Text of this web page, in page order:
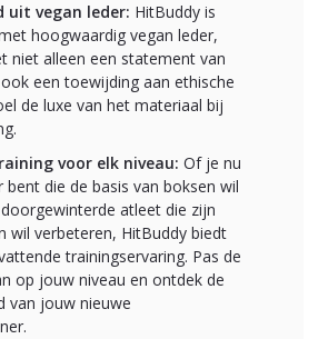
uit vegan leder: HitBuddy is
hoogwaardig vegan leder,
niet alleen een statement van
een toewijding aan ethische
de luxe van het materiaal bij
voor elk niveau: Of je nu
bent die de basis van boksen wil
atleet die zijn
wil verbeteren, HitBuddy biedt
trainingservaring. Pas de
op jouw niveau en ontdek de
van jouw nieuwe